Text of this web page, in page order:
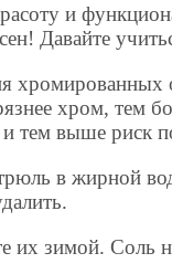
и
Давайте
хромированных
хром, тем
и тем выше риск
в жирной
зимой. Соль